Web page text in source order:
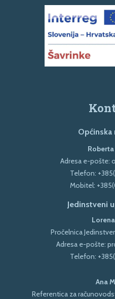
Općinska
Adresa e-pošte:
Telefon:
Mobitel:
Jedinstveni
Pročelnica
Adresa e-pošte:
Telefon:
Ana
Referentica za